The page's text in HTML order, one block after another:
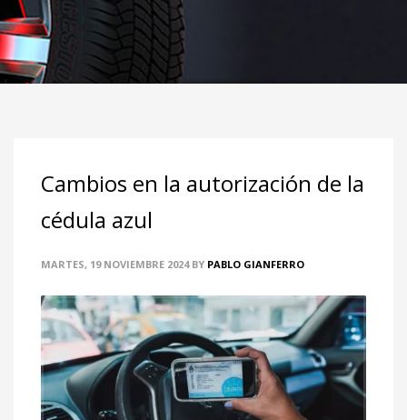
Cambios en la autorización de la
cédula azul
MARTES, 19 NOVIEMBRE 2024 BY PABLO GIANFERRO